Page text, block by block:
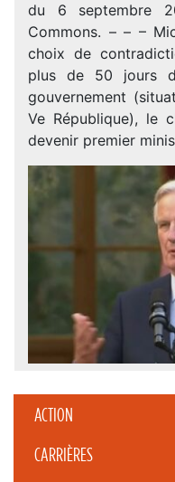
ACTION
CARRIÈRES
du 6 septembre
Commons. – – –
choix de
plus de 50 jours
gouvernement
Ve République), le
devenir premier